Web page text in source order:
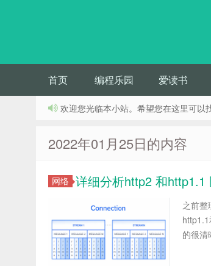
首页 编程乐园 爱读书
欢迎您光临本小站。希望您在这里可以
2022年01月25日的内容
网络 详细分析http2 和http1.1
之前
的很清